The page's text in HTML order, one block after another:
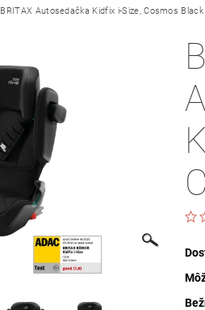
BRITAX Autosedačka Kidfix i-Size, Cosmos Black